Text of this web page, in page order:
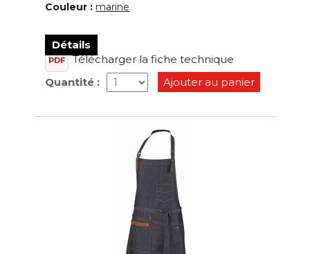
Couleur : marine
Détails
PDF
Télécharger la fiche technique
Quantité :
Ajouter au panier